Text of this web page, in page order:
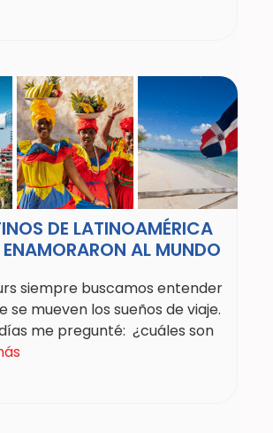
DE LATINOAMÉRICA
AL MUNDO
siempre buscamos entender
se mueven los sueños de viaje.
me pregunté: ¿cuáles son